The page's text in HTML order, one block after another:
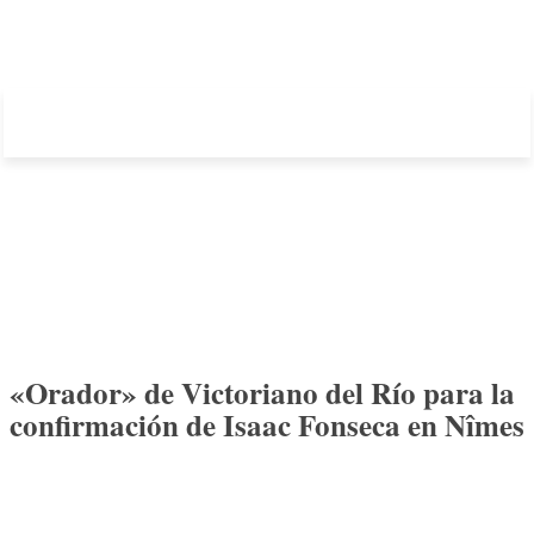
«Orador» de Victoriano del Río para la
confirmación de Isaac Fonseca en Nîmes